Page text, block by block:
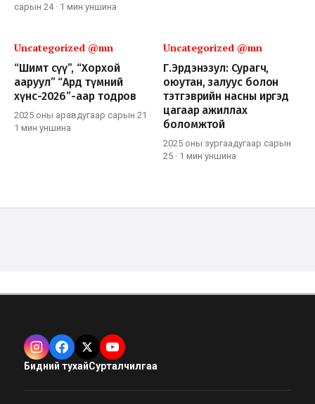
сарын 24· 1 мин уншина
Uncategorized @mn
“Шимт сүү”, “Хорхой
ааруул” “Ард түмний
хүнс-2026”-аар тодров
2025 оны аравдугаар сарын 21 ·
1 мин уншина
Uncategorized @mn
Г.Эрдэнэзул: Сурагч,
оюутан, залуус болон
тэтгэврийн насны иргэд
цагаар ажиллах
боломжтой
2025 оны зургаадугаар сарын
25 · 1 мин уншина
Бидний тухайСурталчилгаа